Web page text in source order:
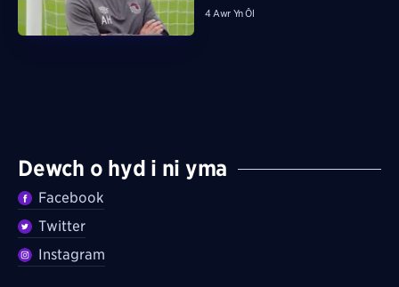
4 Awr Yn Ôl
Dewch o hyd i ni yma
Facebook
Twitter
Instagram